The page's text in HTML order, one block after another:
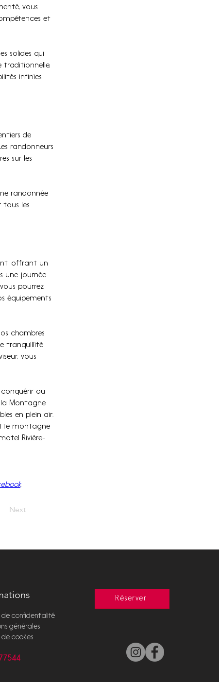
vous
et
solides qui
traditionnelle,
infinies
de
randonneurs
sur les
randonnée
tous les
offrant un
une journée
pourrez
équipements
chambres
tranquillité
vous
conquérir ou
la Montagne
en plein air.
montagne
Rivière-
.
Next
de confidentialité
générales
de cookies
Réserver